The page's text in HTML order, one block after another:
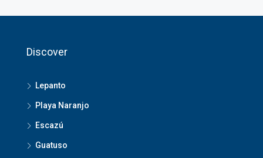
Discover
Lepanto
Playa Naranjo
Escazú
Guatuso